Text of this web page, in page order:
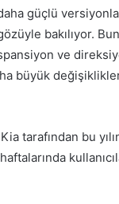
güçlü
bakılıyor.
ve
büyük
tarafından bu